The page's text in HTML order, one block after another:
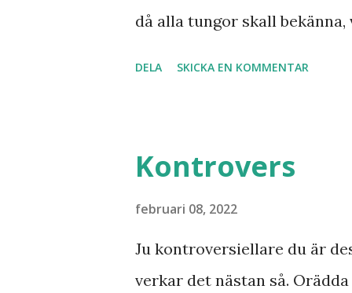
kaliber när det gäller
då alla tungor skall
DELA SKICKA EN KOMMENTAR
Kontrovers
februari 08, 2022
Ju kontroversiellare du är
verkar det nästan så.